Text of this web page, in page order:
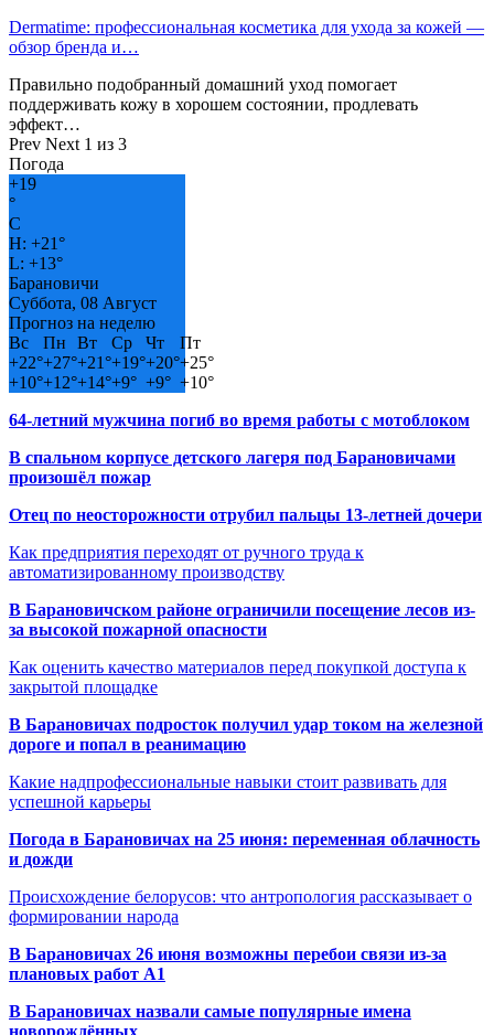
Dermatime: профессиональная косметика для ухода за кожей —
обзор бренда и…
Правильно подобранный домашний уход помогает
поддерживать кожу в хорошем состоянии, продлевать
эффект…
Prev Next 1 из 3
Погода
+19
°
C
H: +21°
L: +13°
Барановичи
Суббота, 08 Август
Прогноз на неделю
Вс
Пн Вт Ср Чт
Пт
+22°+27°+21°+19°+20°+25°
+10°+12°+14°+9° +9° +10°
64-летний мужчина погиб во время работы с мотоблоком
В спальном корпусе детского лагеря под Барановичами
произошёл пожар
Отец по неосторожности отрубил пальцы 13-летней дочери
Как предприятия переходят от ручного труда к
автоматизированному производству
В Барановичском районе ограничили посещение лесов из-
за высокой пожарной опасности
Как оценить качество материалов перед покупкой доступа к
закрытой площадке
В Барановичах подросток получил удар током на железной
дороге и попал в реанимацию
Какие надпрофессиональные навыки стоит развивать для
успешной карьеры
Погода в Барановичах на 25 июня: переменная облачность
и дожди
Происхождение белорусов: что антропология рассказывает о
формировании народа
В Барановичах 26 июня возможны перебои связи из-за
плановых работ A1
В Барановичах назвали самые популярные имена
новорождённых